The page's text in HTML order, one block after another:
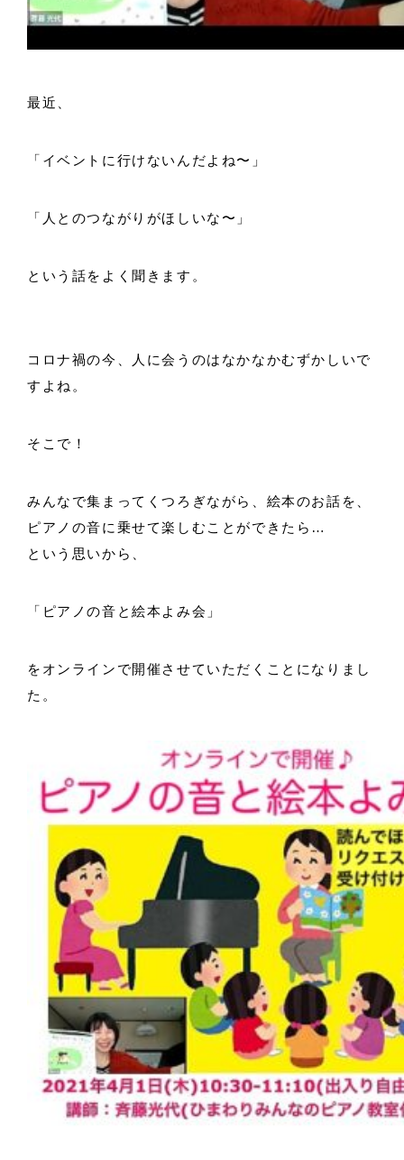
最近、
「イベントに行けないんだよね〜」
「人とのつながりがほしいな〜」
という話をよく聞きます。
コロナ禍の今、人に会うのはなかなかむずかしいで
すよね。
そこで！
みんなで集まってくつろぎながら、絵本のお話を、
ピアノの音に乗せて楽しむことができたら…
という思いから、
「ピアノの音と絵本よみ会」
をオンラインで開催させていただくことになりまし
た。